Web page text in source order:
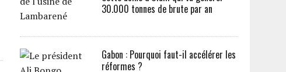
30.000 tonnes de brute par an
Gabon : Pourquoi faut-il accélérer les
réformes ?